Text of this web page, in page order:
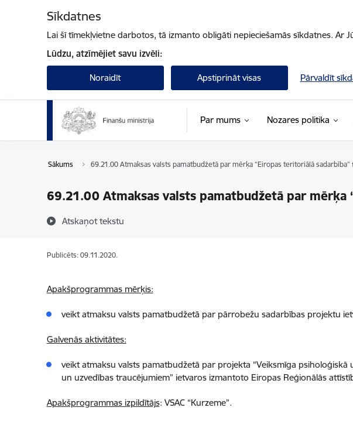
Sīkdatnes
Lai šī tīmekļvietne darbotos, tā izmanto obligāti nepieciešamās sīkdatnes.
Lūdzu, atzīmējiet savu izvēli:
Noraidīt Apstiprināt visas Pārvaldīt
Par mums Nozares politika
Sākums 69.21.00 Atmaksas valsts pamatbudžetā par mērķa “Eiropas teritoriālā
69.21.00 Atmaksas valsts pamatbudžetā par
Atskaņot tekstu
Publicēts: 09.11.2020.
Apakšprogrammas mērķis:
veikt atmaksu valsts pamatbudžetā par pārrobežu sadarbības projektu
Galvenās aktivitātes:
veikt atmaksu valsts pamatbudžetā par projekta “Veiksmīga
un uzvedības traucējumiem” ietvaros izmantoto Eiropas Reģionālās
Apakšprogrammas izpildītājs: VSAC “Kurzeme”.